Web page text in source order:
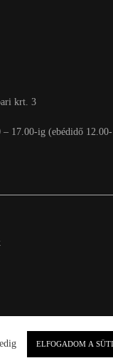
krt. 3
17.00-ig (ebédidő
ELFOGADOM A